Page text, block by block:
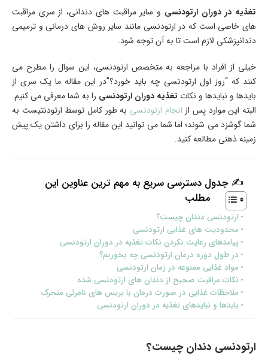
تغذیه در دوران ارتودنسی و سایر مراقبت های دندانی، از سری مراقبت
های خاصی است که در ارتودنسی مانند سایر روش های درمانی و ترمیمی
دندانپزشکی لازم است تا به آن توجه شود.
خیلی از افراد با مراجعه به متخصص ارتودنسی، این سوال را مطرح می
کنند که “روز اول ارتودنسی چه باید خورد؟”در این مقاله ما یک سری از
بایدها و نبایدها و نکات تغذیه دوران ارتودنسی را به شما معرفی می کنیم.
البته این موارد پس از انجام ارتودنسی به طور کامل توسط ارتودنتیست به
شما گوشزد می شوند؛ اما شما می توانید این مقاله را برای داشتن یک پیش
زمینه ذهنی مطالعه کنید.
✍ جدول دسترسی سریع به مهم ترین عناوین این
مطلب
ارتودنسی دندان چیست؟
محدودیت های غذایی ارتودنسی
پیامدهای رعایت نکردن نکات تغذیه در دوران ارتودنسی
در طول دوره درمان ارتودنسی چه بخوریم؟
مواد غذایی ممنوعه در زمان ارتودنسی
نکات مراقبت صحیح از دندان های ارتودنسی شده
ملاحظات غذایی در صورت درمان با بریس های نامرئی متحرک
بایدها و نبایدهای تغذیه در دوران ارتودنسی
ارتودنسی دندان چیست؟